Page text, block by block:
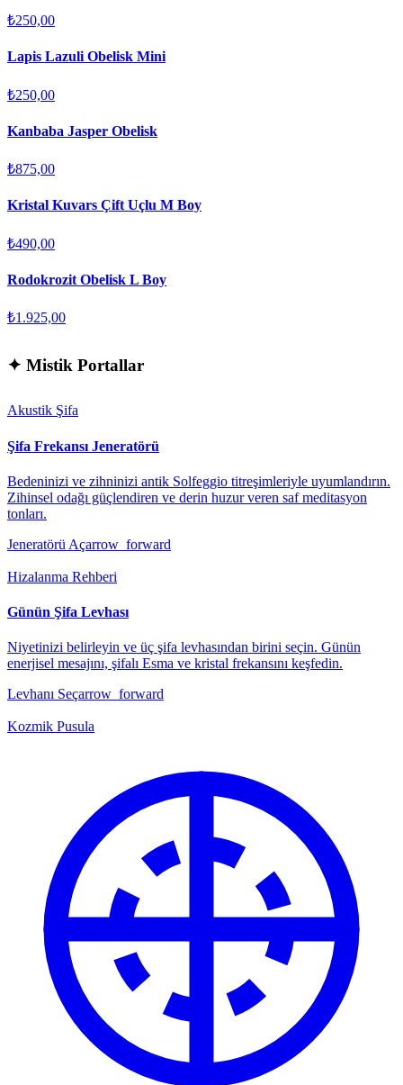
₺250,00
Lapis Lazuli Obelisk Mini
₺250,00
Kanbaba Jasper Obelisk
₺875,00
Kristal Kuvars Çift Uçlu M Boy
₺490,00
Rodokrozit Obelisk L Boy
₺1.925,00
✦ Mistik Portallar
Akustik Şifa
Şifa Frekansı Jeneratörü
Bedeninizi ve zihninizi antik Solfeggio titreşimleriyle uyumlandırın.
Zihinsel odağı güçlendiren ve derin huzur veren saf meditasyon
tonları.
Jeneratörü Açarrow_forward
Hizalanma Rehberi
Günün Şifa Levhası
Niyetinizi belirleyin ve üç şifa levhasından birini seçin. Günün
enerjisel mesajını, şifalı Esma ve kristal frekansını keşfedin.
Levhanı Seçarrow_forward
Kozmik Pusula